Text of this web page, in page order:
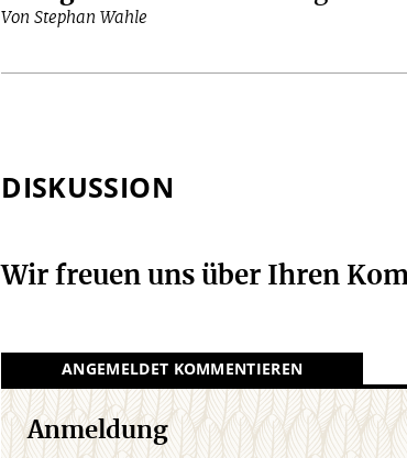
Von Stephan Wahle
DISKUSSION
Wir freuen uns über Ihren
ANGEMELDET KOMMENTIEREN
Anmeldung